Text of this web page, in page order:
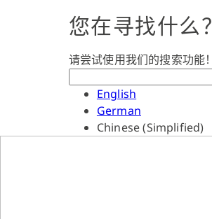
您在寻找什么？
请尝试使用我们的搜索功能！
English
German
Chinese (Simplified)